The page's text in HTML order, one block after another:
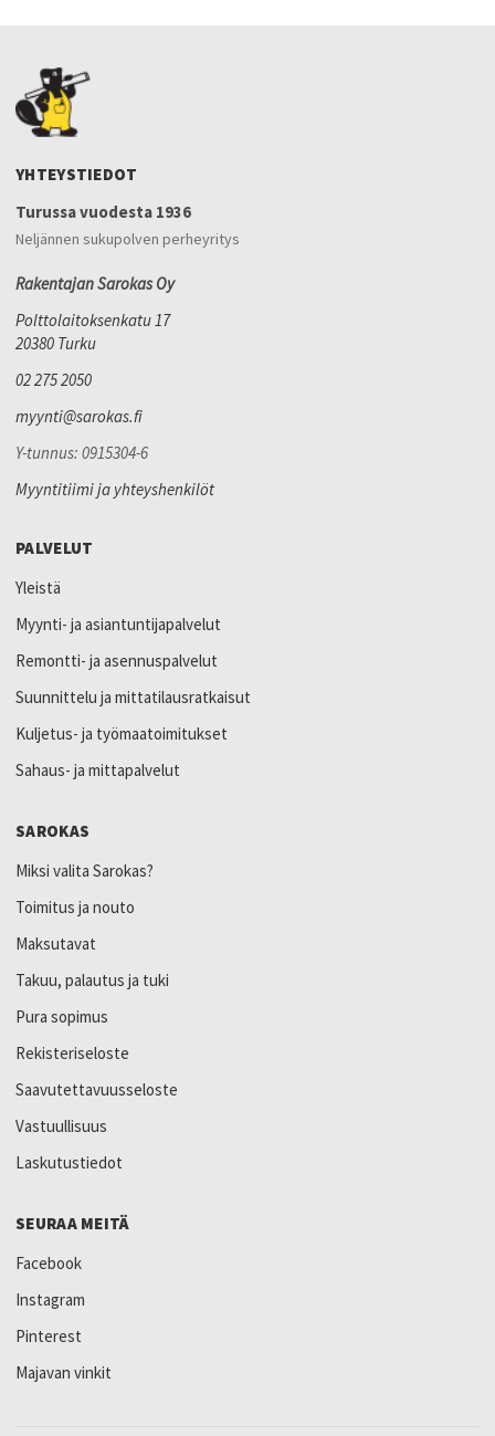
YHTEYSTIEDOT
Turussa vuodesta 1936
Neljännen sukupolven perheyritys
Rakentajan Sarokas Oy
Polttolaitoksenkatu 17
20380 Turku
02 275 2050
myynti@sarokas.fi
Y-tunnus: 0915304-6
Myyntitiimi ja yhteyshenkilöt
PALVELUT
Yleistä
Myynti- ja asiantuntijapalvelut
Remontti- ja asennuspalvelut
Suunnittelu ja mittatilausratkaisut
Kuljetus- ja työmaatoimitukset
Sahaus- ja mittapalvelut
SAROKAS
Miksi valita Sarokas?
Toimitus ja nouto
Maksutavat
Takuu, palautus ja tuki
Pura sopimus
Rekisteriseloste
Saavutettavuusseloste
Vastuullisuus
Laskutustiedot
SEURAA MEITÄ
Facebook
Instagram
Pinterest
Majavan vinkit